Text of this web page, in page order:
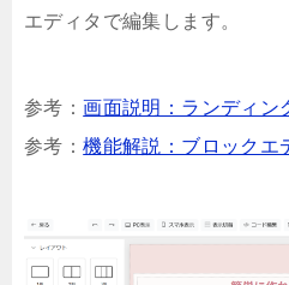
エディタで編集します。
参考：画面説明：ランディン
参考：機能解説：ブロックエ